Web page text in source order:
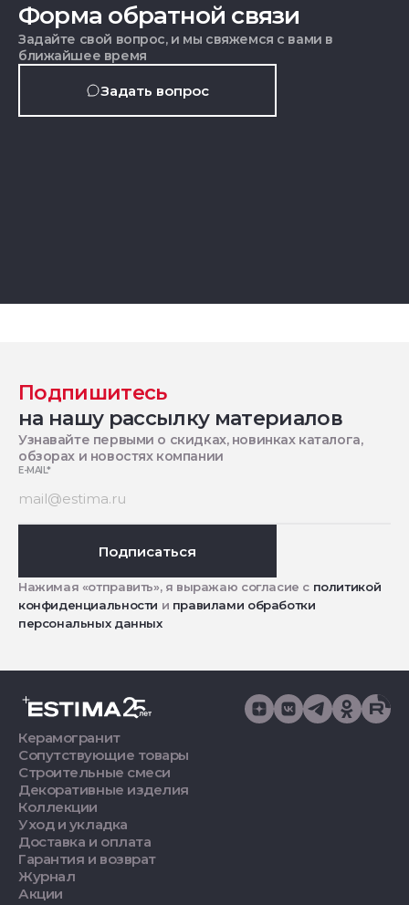
Форма обратной связи
Задайте свой вопрос, и мы свяжемся с вами в
ближайшее время
Задать вопрос
Подпишитесь
на нашу рассылку материалов
Узнавайте первыми о скидках, новинках каталога,
обзорах и новостях компании
E-MAIL*
Подписаться
Нажимая «отправить», я выражаю согласие с политикой
конфиденциальности и правилами обработки
персональных данных
Керамогранит
Сопутствующие товары
Строительные смеси
Декоративные изделия
Коллекции
Уход и укладка
Доставка и оплата
Гарантия и возврат
Журнал
Акции